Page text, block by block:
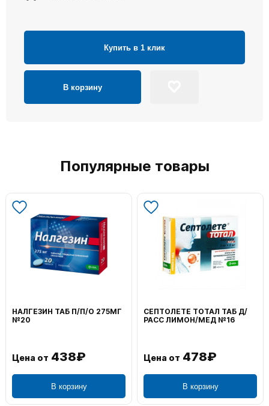
Купить в 1 клик
В корзину
Популярные товары
НАЛГЕЗИН ТАБ П/П/О 275МГ
№20
Цена от 438₽
В корзину
СЕПТОЛЕТЕ ТОТАЛ ТАБ Д/
РАСС ЛИМОН/МЕД №16
Цена от 478₽
В корзину